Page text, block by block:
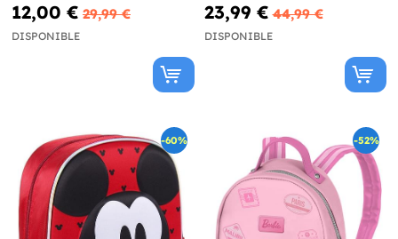
12,00 € 29,99 €
DISPONIBLE
23,99 € 44,99 €
DISPONIBLE
-60% -52%